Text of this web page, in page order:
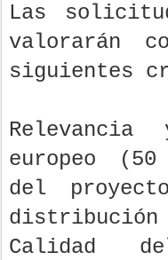
Las
valorarán
siguientes
europeo
del
distribución
Calidad